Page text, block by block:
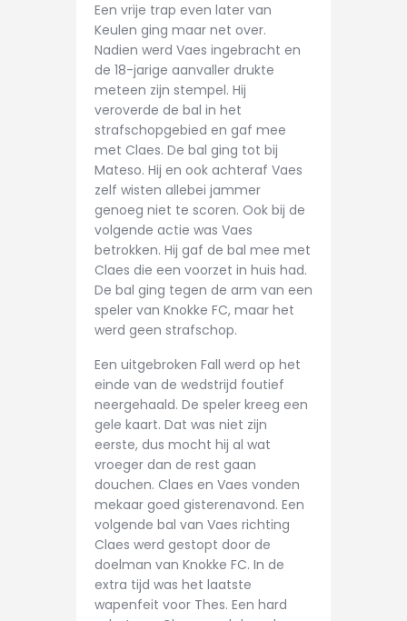
Een vrije trap even later van
Keulen ging maar net over.
Nadien werd Vaes ingebracht en
de 18-jarige aanvaller drukte
meteen zijn stempel. Hij
veroverde de bal in het
strafschopgebied en gaf mee
met Claes. De bal ging tot bij
Mateso. Hij en ook achteraf Vaes
zelf wisten allebei jammer
genoeg niet te scoren. Ook bij de
volgende actie was Vaes
betrokken. Hij gaf de bal mee met
Claes die een voorzet in huis had.
De bal ging tegen de arm van een
speler van Knokke FC, maar het
werd geen strafschop.
Een uitgebroken Fall werd op het
einde van de wedstrijd foutief
neergehaald. De speler kreeg een
gele kaart. Dat was niet zijn
eerste, dus mocht hij al wat
vroeger dan de rest gaan
douchen. Claes en Vaes vonden
mekaar goed gisterenavond. Een
volgende bal van Vaes richting
Claes werd gestopt door de
doelman van Knokke FC. In de
extra tijd was het laatste
wapenfeit voor Thes. Een hard